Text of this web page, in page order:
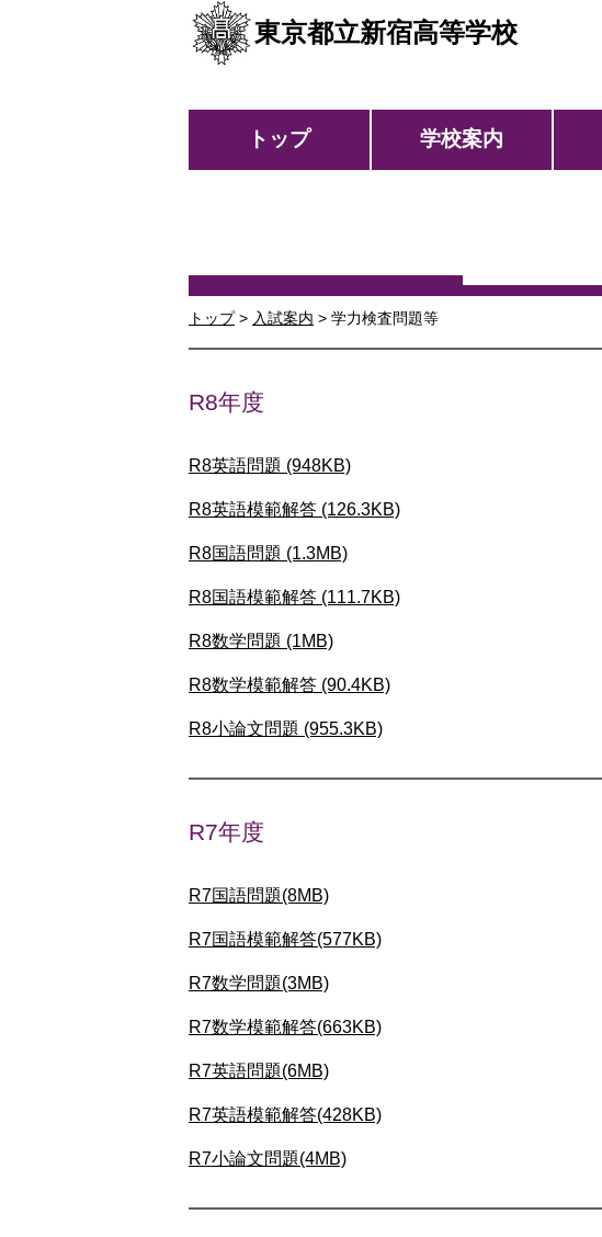
東京都立新宿高等学校
トップ 学校案内
トップ> 入試案内 > 学力検査問題等
R8年度
R8英語問題 (948KB)
R8英語模範解答 (126.3KB)
R8国語問題 (1.3MB)
R8国語模範解答 (111.7KB)
R8数学問題 (1MB)
R8数学模範解答 (90.4KB)
R8小論文問題 (955.3KB)
R7年度
R7国語問題(8MB)
R7国語模範解答(577KB)
R7数学問題(3MB)
R7数学模範解答(663KB)
R7英語問題(6MB)
R7英語模範解答(428KB)
R7小論文問題(4MB)